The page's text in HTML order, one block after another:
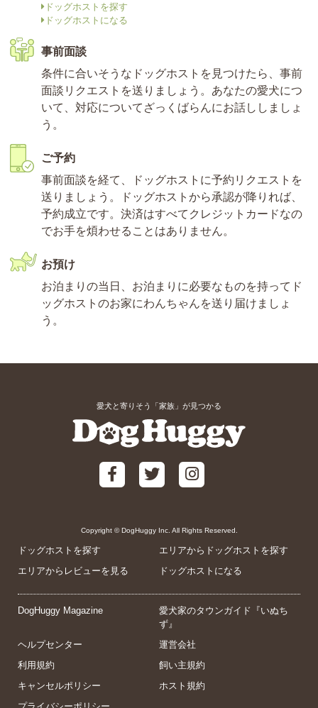
ドッグホストを探す
ドッグホストになる
事前面談
条件に合いそうなドッグホストを見つけたら、事前
面談リクエストを送りましょう。あなたの愛犬につ
いて、対応についてざっくばらんにお話ししましょ
う。
ご予約
事前面談を経て、ドッグホストに予約リクエストを
送りましょう。ドッグホストから承認が降りれば、
予約成立です。決済はすべてクレジットカードなの
でお手を煩わせることはありません。
お預け
お泊まりの当日、お泊まりに必要なものを持ってド
ッグホストのお家にわんちゃんを送り届けましょ
う。
愛犬と寄りそう「家族」が見つかる
Copyright © DogHuggy Inc. All Rights Reserved.
ドッグホストを探す
エリアからドッグホストを探す
エリアからレビューを見る
ドッグホストになる
DogHuggy Magazine
愛犬家のタウンガイド『いぬち
ず』
ヘルプセンター
運営会社
利用規約
飼い主規約
キャンセルポリシー
ホスト規約